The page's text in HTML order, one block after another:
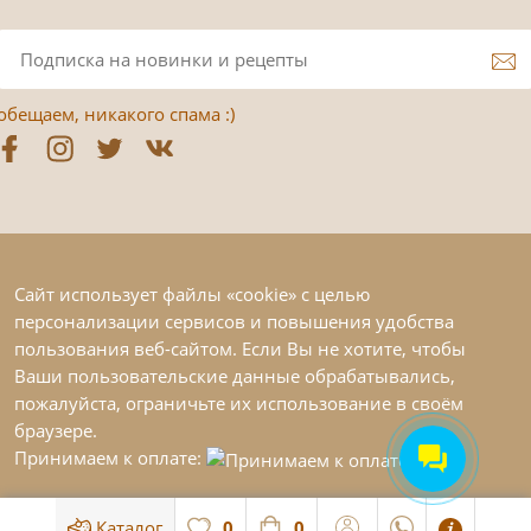
никакого спама :)
Сайт использует файлы «cookie» с целью
персонализации сервисов и повышения удобства
пользования веб-сайтом. Если Вы не хотите, чтобы
Ваши пользовательские данные обрабатывались,
пожалуйста, ограничьте их использование в своём
браузере.
Принимаем к оплате: